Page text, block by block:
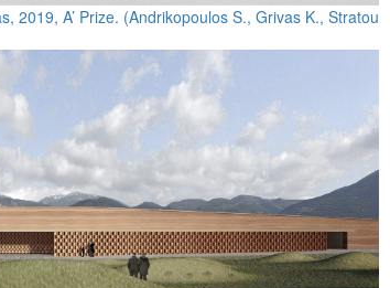
2019, A’ Prize. (Andrikopoulos S., Grivas K., Stratou